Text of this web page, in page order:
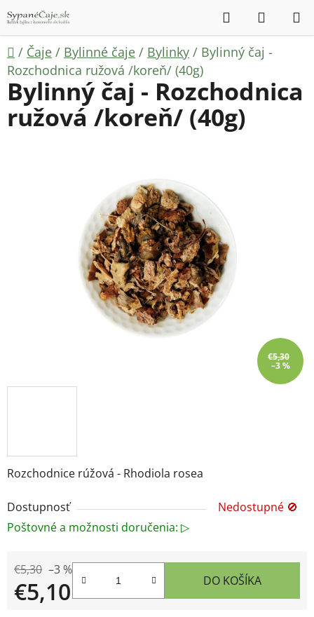
na
obsah
Hľadať
KOŠÍK
Domov
/ Čaje / Bylinné čaje / Bylinky / Bylinný čaj -
Rozchodnica ružová /koreň/ (40g)
Rozchodnice rúžová - Rhodiola rosea
Dostupnosť
Nedostupné 🚫
Poštovné a možnosti doručenia: ▷
€5,30 –3 %
€5,10 DO KOŠÍKA
Bylinný čaj - Rozchodnica
ružová /koreň/ (40g)
€5,30
–3 %